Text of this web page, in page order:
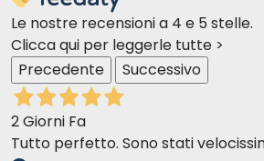
Le nostre recensioni a 4 e 5 stelle.
Clicca qui per leggerle tutte >
Precedente
Successivo
2 Giorni Fa
Tutto perfetto. Sono stati